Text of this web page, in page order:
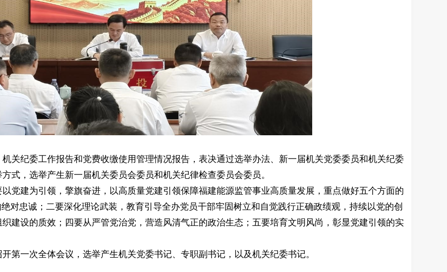
关纪委工作报告和党费收缴使用管理情况报告，表决通过选举办法、新一届机关党委委员和机关纪委
式，选举产生新一届机关委员会委员和机关纪律检查委员会委员。
党建为引领，擎旗奋进，以高质量党建引领保障福建能源监管事业高质量发展，重点做好五个方面的
对忠诚；二要深化理论武装，教育引导全办党员干部牢固树立和自觉践行正确政绩观，持续以党的创
建设的质效；四要从严管党治党，营造风清气正的政治生态；五要培育文明风尚，彰显党建引领的实
第一次全体会议，选举产生机关党委书记、专职副书记，以及机关纪委书记。